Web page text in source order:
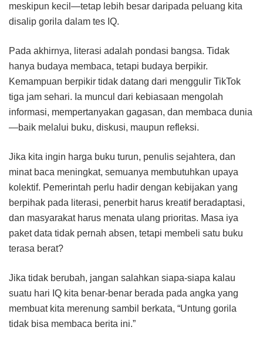
meskipun kecil—tetap lebih besar daripada peluang kita
disalip gorila dalam tes IQ.
Pada akhirnya, literasi adalah pondasi bangsa. Tidak
hanya budaya membaca, tetapi budaya berpikir.
Kemampuan berpikir tidak datang dari menggulir TikTok
tiga jam sehari. Ia muncul dari kebiasaan mengolah
informasi, mempertanyakan gagasan, dan membaca dunia
—baik melalui buku, diskusi, maupun refleksi.
Jika kita ingin harga buku turun, penulis sejahtera, dan
minat baca meningkat, semuanya membutuhkan upaya
kolektif. Pemerintah perlu hadir dengan kebijakan yang
berpihak pada literasi, penerbit harus kreatif beradaptasi,
dan masyarakat harus menata ulang prioritas. Masa iya
paket data tidak pernah absen, tetapi membeli satu buku
terasa berat?
Jika tidak berubah, jangan salahkan siapa-siapa kalau
suatu hari IQ kita benar-benar berada pada angka yang
membuat kita merenung sambil berkata, “Untung gorila
tidak bisa membaca berita ini.”